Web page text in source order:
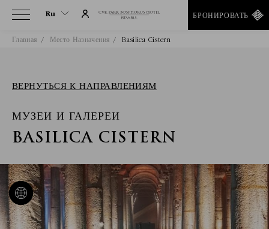
Ru
Ru
De
He
Es
Fa
Fr
БРОНИРОВАТЬ
Главная Место Назначения Basilica Cistern
ВЕРНУТЬСЯ К НАПРАВЛЕНИЯМ
МУЗЕИ И ГАЛЕРЕИ
BASILICA CISTERN